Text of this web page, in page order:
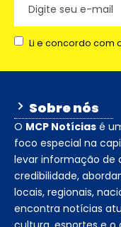
Li e concordo com
Sobre nós
O MCP Notícias é
foco especial na
levar informação de
credibilidade,
locais, regionais,
encontra notícias